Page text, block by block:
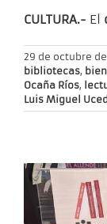
CULTURA.- El
29 de octubre
bibliotecas,
Ocaña Ríos,
Luis Miguel